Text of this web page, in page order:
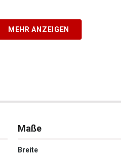
MEHR ANZEIGEN
Maße
Breite